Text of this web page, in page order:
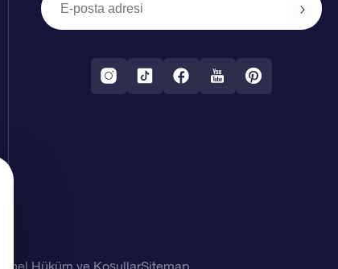
Genel Hüküm ve KoşullarSitemap